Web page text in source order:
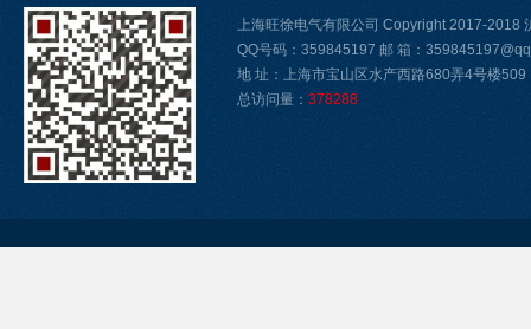
上海旺徐电气有限公司 Copyright 2017-2018
QQ号码：359845197 邮 箱：
地 址：上海市宝山区水产西路680弄4号楼509
总访问量： 378288